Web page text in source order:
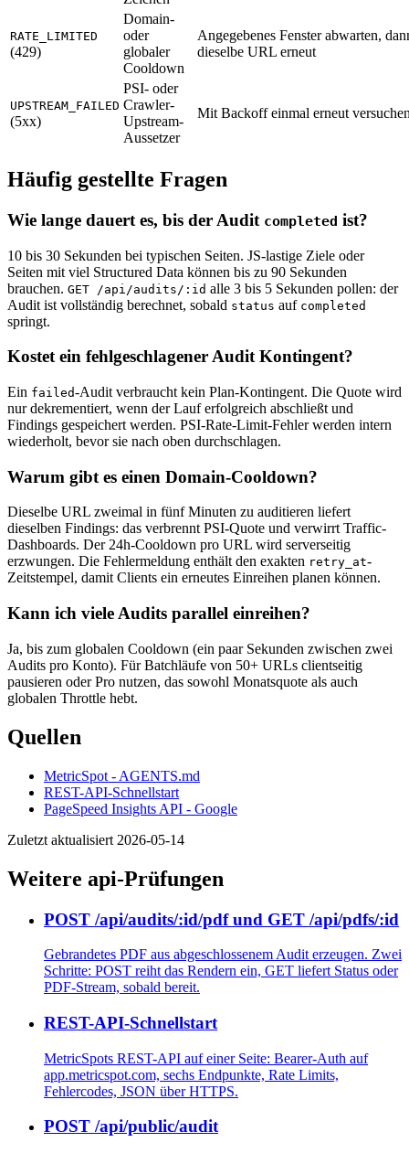
RATE_LIMITED
(429)
Domain-
oder
globaler
Cooldown
Angegebenes Fenster abwarten,
dieselbe URL erneut
UPSTREAM_FAILED
(5xx)
PSI- oder
Crawler-
Upstream-
Aussetzer
Mit Backoff einmal erneut
Häufig gestellte Fragen
Wie lange dauert es, bis der Audit completed ist?
10 bis 30 Sekunden bei typischen Seiten. JS-lastige Ziele oder
Seiten mit viel Structured Data können bis zu 90 Sekunden
brauchen. GET /api/audits/:id alle 3 bis 5 Sekunden pollen: der
Audit ist vollständig berechnet, sobald status auf completed
springt.
Kostet ein fehlgeschlagener Audit Kontingent?
Ein failed-Audit verbraucht kein Plan-Kontingent. Die Quote wird
nur dekrementiert, wenn der Lauf erfolgreich abschließt und
Findings gespeichert werden. PSI-Rate-Limit-Fehler werden intern
wiederholt, bevor sie nach oben durchschlagen.
Warum gibt es einen Domain-Cooldown?
Dieselbe URL zweimal in fünf Minuten zu auditieren liefert
dieselben Findings: das verbrennt PSI-Quote und verwirrt Traffic-
Dashboards. Der 24h-Cooldown pro URL wird serverseitig
erzwungen. Die Fehlermeldung enthält den exakten retry_at-
Zeitstempel, damit Clients ein erneutes Einreihen planen können.
Kann ich viele Audits parallel einreihen?
Ja, bis zum globalen Cooldown (ein paar Sekunden zwischen zwei
Audits pro Konto). Für Batchläufe von 50+ URLs clientseitig
pausieren oder Pro nutzen, das sowohl Monatsquote als auch
globalen Throttle hebt.
Quellen
MetricSpot - AGENTS.md
REST-API-Schnellstart
PageSpeed Insights API - Google
Zuletzt aktualisiert 2026-05-14
Weitere api-Prüfungen
POST /api/audits/:id/pdf und GET /api/pdfs/:id
Gebrandetes PDF aus abgeschlossenem Audit erzeugen. Zwei
Schritte: POST reiht das Rendern ein, GET liefert Status oder
PDF-Stream, sobald bereit.
REST-API-Schnellstart
MetricSpots REST-API auf einer Seite: Bearer-Auth auf
app.metricspot.com, sechs Endpunkte, Rate Limits,
Fehlercodes, JSON über HTTPS.
POST /api/public/audit